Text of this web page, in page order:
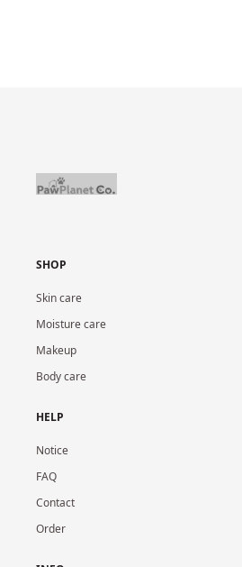
SHOP
Skin care
Moisture care
Makeup
Body care
HELP
Notice
FAQ
Contact
Order